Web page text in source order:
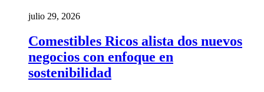
julio 29, 2026
Comestibles Ricos alista dos nuevos
negocios con enfoque en
sostenibilidad